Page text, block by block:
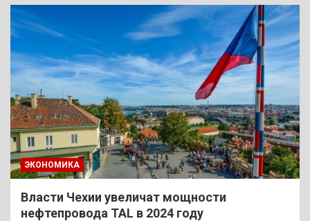
ЭКОНОМИКА
Власти Чехии увеличат мощности
нефтепровода TAL в 2024 году